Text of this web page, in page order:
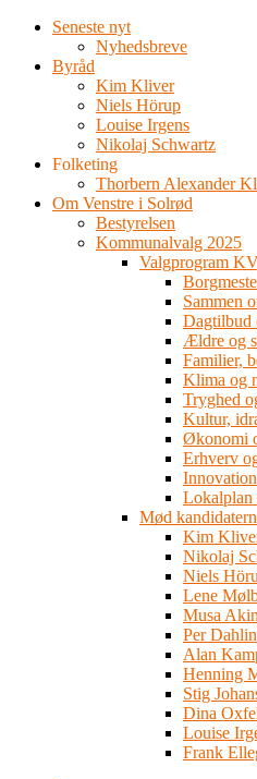
Seneste nyt
Nyhedsbreve
Byråd
Kim Kliver
Niels Hörup
Louise Irgens
Nikolaj Schwartz
Folketing
Thorbern Alexander
Om Venstre i Solrød
Bestyrelsen
Kommunalvalg 2025
Valgprogram
Sammen
Dagtilbud
Ældre og
Familier,
Klima og
Tryghed
Kultur,
Økonomi
Erhverv
Mød
Kim
Nikolaj
Niels
Lene
Musa Akin
Per Dahlin
Alan
Henning
Stig
Dina
Louise
Frank